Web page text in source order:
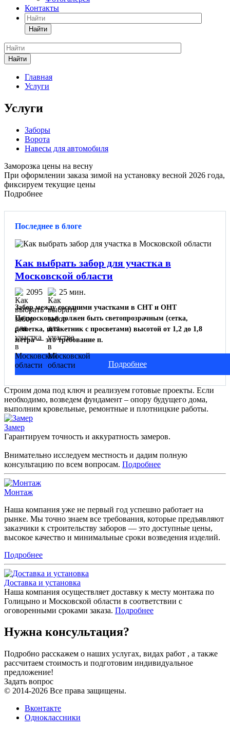
Контакты
Найти
Найти
Главная
Услуги
Услуги
Заборы
Ворота
Навесы для автомобиля
Заморозка цены на весну
При оформлении заказа зимой на установку весной 2026 года,
фиксируем текущие цены
Подробнее
Последнее в блоге
Как выбрать забор для участка в
Московской области
2095 25 мин.
Забор между соседними участками в СНТ и ОНТ
Подмосковья должен быть светопрозрачным (сетка,
решетка, штакетник с просветами) высотой от 1,2 до 1,8
метра — это требование п.
Подробнее
Строим дома под ключ и реализуем готовые проекты. Если
необходимо, возведем фундамент – опору будущего дома,
выполним кровельные, ремонтные и плотницкие работы.
Замер
Гарантируем точность и аккуратность замеров.
Внимательно исследуем местность и дадим полную
консультацию по всем вопросам. Подробнее
Монтаж
Наша компания уже не первый год успешно работает на
рынке. Мы точно знаем все требования, которые предъявляют
заказчики к строительству заборов — это доступные цены,
высокое качество и минимальные сроки возведения изделий.
Подробнее
Доставка и установка
Наша компания осуществляет доставку к месту монтажа по
Голицыно и Московской области в соответствии с
оговоренными сроками заказа. Подробнее
Нужна консультация?
Подробно расскажем о наших услугах, видах работ , а также
рассчитаем стоимость и подготовим индивидуальное
предложение!
Задать вопрос
© 2014-2026 Все права защищены.
Вконтакте
Одноклассники